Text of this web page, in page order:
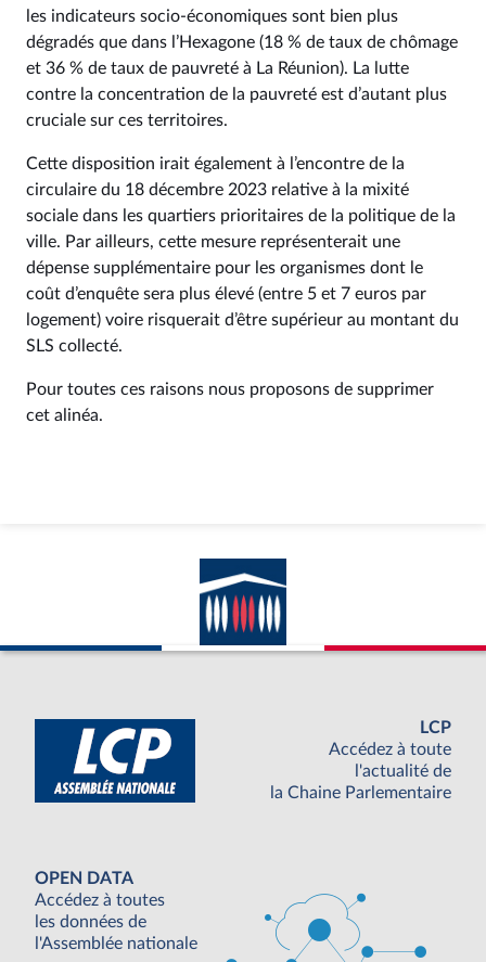
les indicateurs socio-économiques sont bien plus
dégradés que dans l’Hexagone (18 % de taux de chômage
et 36 % de taux de pauvreté à La Réunion). La lutte
contre la concentration de la pauvreté est d’autant plus
cruciale sur ces territoires.
Cette disposition irait également à l’encontre de la
circulaire du 18 décembre 2023 relative à la mixité
sociale dans les quartiers prioritaires de la politique de la
ville. Par ailleurs, cette mesure représenterait une
dépense supplémentaire pour les organismes dont le
coût d’enquête sera plus élevé (entre 5 et 7 euros par
logement) voire risquerait d’être supérieur au montant du
SLS collecté.
Pour toutes ces raisons nous proposons de supprimer
cet alinéa.
LCP
Accédez à toute
l'actualité de
la Chaine Parlementaire
OPEN DATA
Accédez à toutes
les données de
l'Assemblée nationale